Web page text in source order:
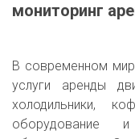
мониторинг
В современном
услуги аренды
холодильники,
оборудование